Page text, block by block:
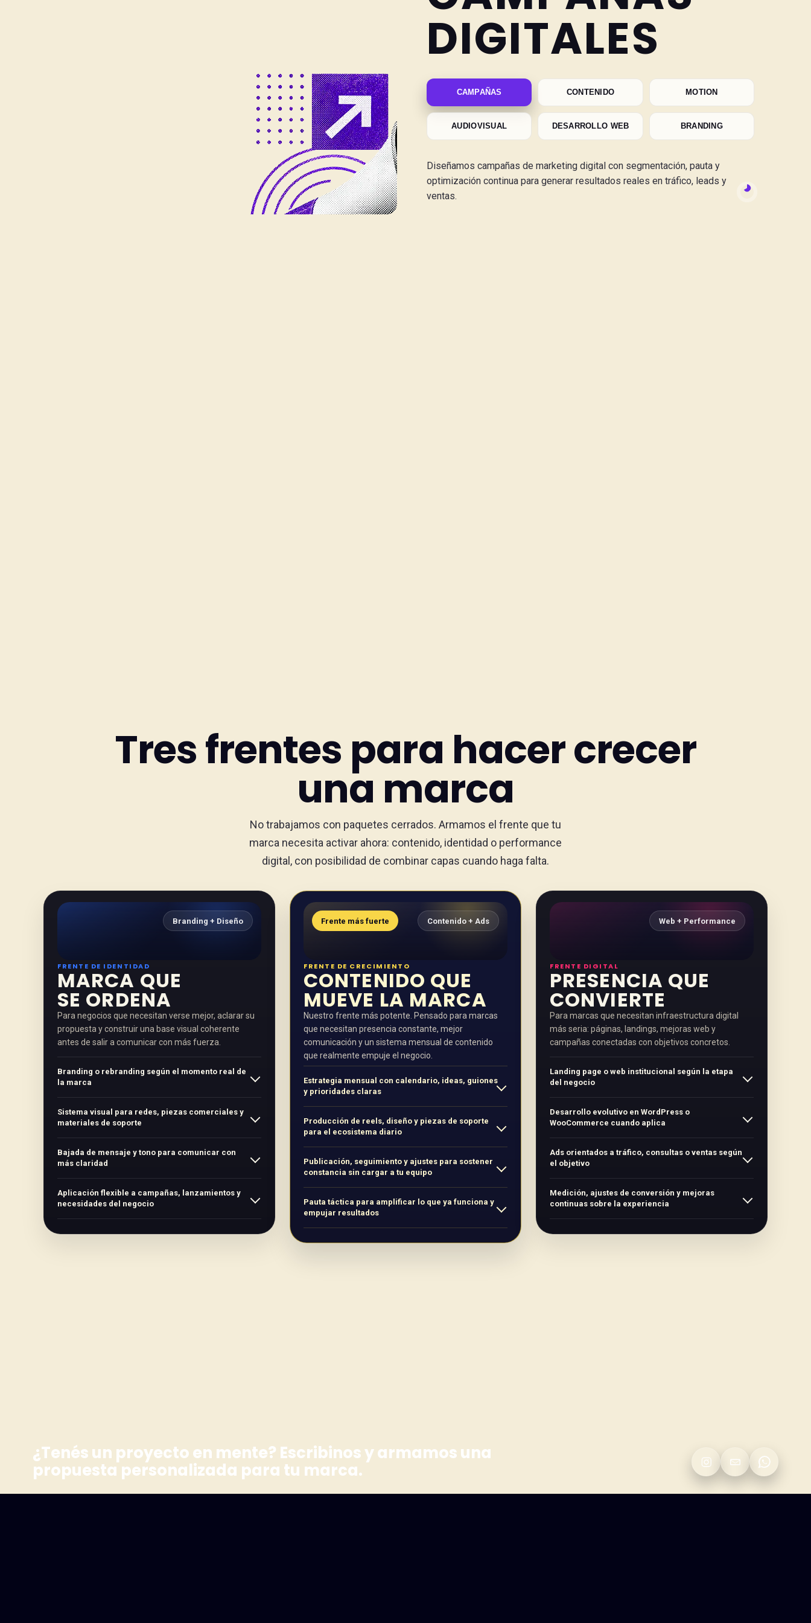
DIGITALES
CAMPAÑAS CONTENIDO MOTION
AUDIOVISUAL DESARROLLO WEB BRANDING
Diseñamos campañas de marketing digital con segmentación, pauta y
optimización continua para generar resultados reales en tráfico, leads y
ventas.
Tres frentes para hacer crecer
una marca
No trabajamos con paquetes cerrados. Armamos el frente que tu
marca necesita activar ahora: contenido, identidad o performance
digital, con posibilidad de combinar capas cuando haga falta.
Branding + Diseño
FRENTE DE IDENTIDAD
MARCA QUE
SE ORDENA
Para negocios que necesitan verse mejor, aclarar su
propuesta y construir una base visual coherente
antes de salir a comunicar con más fuerza.
Branding o rebranding según el momento real de
la marca
Sistema visual para redes, piezas comerciales y
materiales de soporte
Bajada de mensaje y tono para comunicar con
más claridad
Aplicación flexible a campañas, lanzamientos y
necesidades del negocio
Frente más fuerte Contenido + Ads
FRENTE DE CRECIMIENTO
CONTENIDO QUE
MUEVE LA MARCA
Nuestro frente más potente. Pensado para marcas
que necesitan presencia constante, mejor
comunicación y un sistema mensual de contenido
que realmente empuje el negocio.
Estrategia mensual con calendario, ideas, guiones
y prioridades claras
Producción de reels, diseño y piezas de soporte
para el ecosistema diario
Publicación, seguimiento y ajustes para sostener
constancia sin cargar a tu equipo
Pauta táctica para amplificar lo que ya funciona y
empujar resultados
Web + Performance
FRENTE DIGITAL
PRESENCIA QUE
CONVIERTE
Para marcas que necesitan infraestructura digital
más seria: páginas, landings, mejoras web y
campañas conectadas con objetivos concretos.
Landing page o web institucional según la etapa
del negocio
Desarrollo evolutivo en WordPress o
WooCommerce cuando aplica
Ads orientados a tráfico, consultas o ventas según
el objetivo
Medición, ajustes de conversión y mejoras
continuas sobre la experiencia
¿Tenés un proyecto en mente? Escribinos y armamos una
propuesta personalizada para tu marca.